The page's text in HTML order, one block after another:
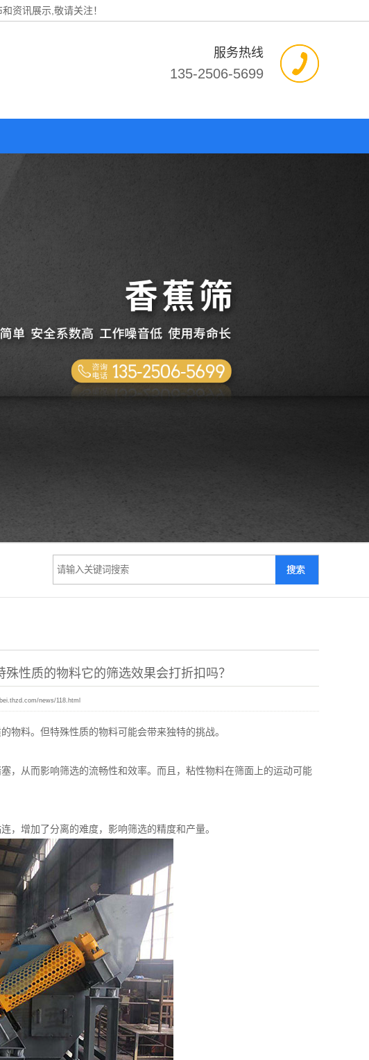
资讯展示,敬请关注！
服务热线
135-2506-5699
性质的物料它的筛选效果会打折扣吗？
news/118.html
料。但特殊性质的物料可能会带来独特的挑战。
从而影响筛选的流畅性和效率。而且，粘性物料在筛面上的运动可能
增加了分离的难度，影响筛选的精度和产量。